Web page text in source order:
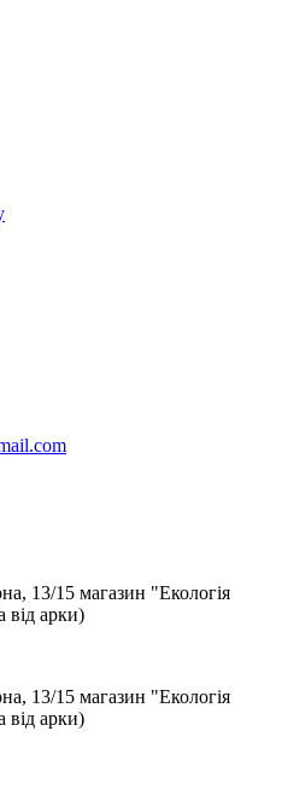
13/15 магазин "Екологія
від арки)
13/15 магазин "Екологія
від арки)